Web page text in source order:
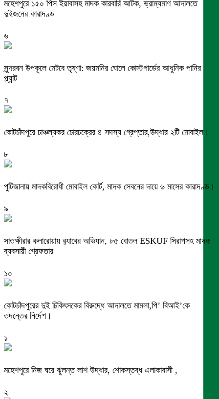
মহেশপুরে ১৫০ পিস ইয়াবাসহ মাদক কারবারি আটক, ভ্রাম্যমাণ আদালতে
দুইজনের কারাদণ্ড
৬
সুন্দরবন উপকূলে মেটবে তৃষ্ণা: জয়মনির ঘোলে কোস্টগার্ডের আধুনিক পানির
প্ল্যান্ট
৭
কোটচাঁদপুরে চাঞ্চল্যকর চোরচক্রের ৪ সদস্য গ্রেপ্তার,উদ্ধার ২টি মোবাইল।
৮
পুটিজানায় মাদকবিরোধী মোবাইল কোর্ট, মাদক সেবনের দায়ে ৬ মাসের কারাদণ্ড।
৯
সাতক্ষীরার কলারোয়ায় র‍্যাবের অভিযান, ৮৫ বোতল ESKUF সিরাপসহ মাদক
ব্যবসায়ী গ্রেফতার
১০
কোটচাঁদপুরের দুই চিকিৎসকের বিরুদ্ধে আদালতে মামলা,পি’ বিআই’কে
তদন্তের নির্দেশ।
১
মহেশপুরে নিজ ঘরে ঝুলন্ত লাশ উদ্ধার, শোকস্তব্ধ এলাকাবাসী ,
২